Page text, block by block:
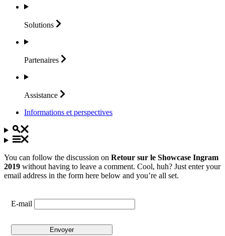
Solutions
Partenaires
Assistance
Informations et perspectives
You can follow the discussion on Retour sur le Showcase Ingram
2019 without having to leave a comment. Cool, huh? Just enter your
email address in the form here below and you’re all set.
E-mail